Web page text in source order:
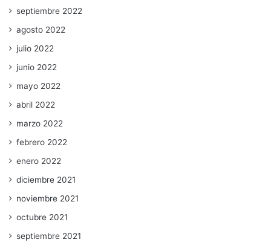
septiembre 2022
agosto 2022
julio 2022
junio 2022
mayo 2022
abril 2022
marzo 2022
febrero 2022
enero 2022
diciembre 2021
noviembre 2021
octubre 2021
septiembre 2021